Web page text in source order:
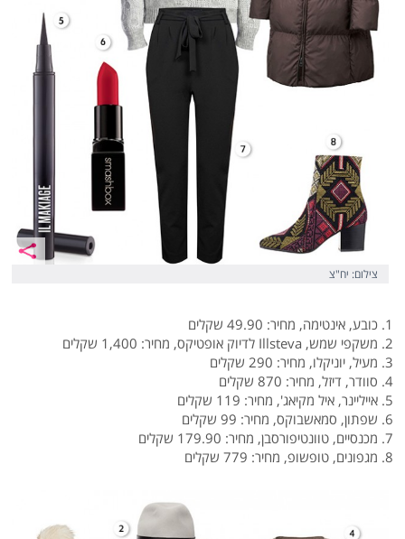
צילום: יח"צ
1. כובע, אינטימה, מחיר: 49.90 שקלים
2. משקפי שמש, Illsteva לדיוק אופטיקס, מחיר: 1,400 שקלים
3. מעיל, יוניקלו, מחיר: 290 שקלים
4. סוודר, דיזל, מחיר: 870 שקלים
5. אייליינר, איל מקיאג', מחיר: 119 שקלים
6. שפתון, סמאשבוקס, מחיר: 99 שקלים
7. מכנסיים, טוונטיפורסבן, מחיר: 179.90 שקלים
8. מגפונים, טופשופ, מחיר: 779 שקלים